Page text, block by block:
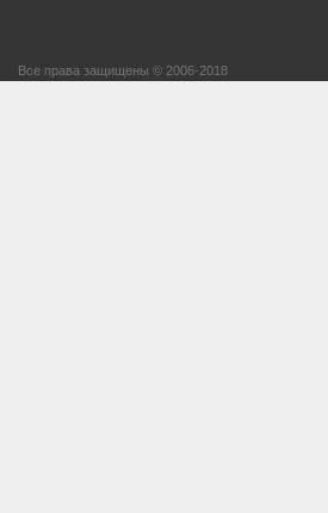
Все права защищены © 2006-2018